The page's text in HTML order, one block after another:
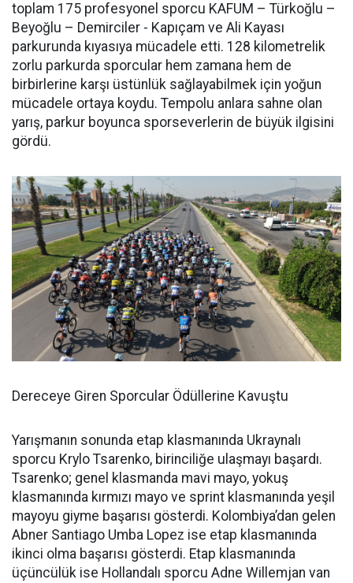
toplam 175 profesyonel sporcu KAFUM – Türkoğlu –
Beyoğlu – Demirciler - Kapıçam ve Ali Kayası
parkurunda kıyasıya mücadele etti. 128 kilometrelik
zorlu parkurda sporcular hem zamana hem de
birbirlerine karşı üstünlük sağlayabilmek için yoğun
mücadele ortaya koydu. Tempolu anlara sahne olan
yarış, parkur boyunca sporseverlerin de büyük ilgisini
gördü.
Dereceye Giren Sporcular Ödüllerine Kavuştu
Yarışmanın sonunda etap klasmanında Ukraynalı
sporcu Krylo Tsarenko, birinciliğe ulaşmayı başardı.
Tsarenko; genel klasmanda mavi mayo, yokuş
klasmanında kırmızı mayo ve sprint klasmanında yeşil
mayoyu giyme başarısı gösterdi. Kolombiya’dan gelen
Abner Santiago Umba Lopez ise etap klasmanında
ikinci olma başarısı gösterdi. Etap klasmanında
üçüncülük ise Hollandalı sporcu Adne Willemjan van